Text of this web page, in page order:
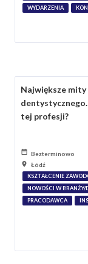
WYDARZENIA
Największe
tej profesji?
Bezterminowo
Łódź
KSZTAŁCENIE
NOWOŚCI W
PRACODAWCA